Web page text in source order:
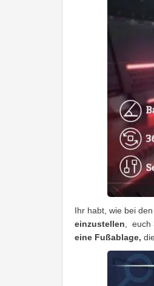
Ihr habt, wie bei
einzustellen ,
eine Fußablage,